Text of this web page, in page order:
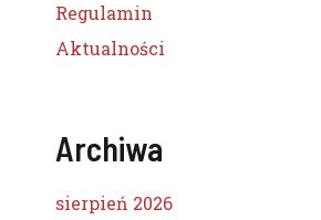
Regulamin
Aktualności
Archiwa
sierpień 2026